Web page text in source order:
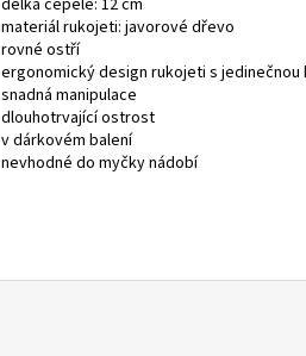
materiál rukojeti: javorové dřevo
rovné ostří
ergonomický design rukojeti s jedinečnou
snadná manipulace
dlouhotrvající ostrost
v dárkovém balení
nevhodné do myčky nádobí